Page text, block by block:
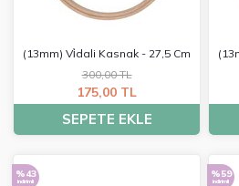
(13mm) Vi̇dali Kasnak - 27,5 Cm
300,00 TL
175,00 TL
SEPETE EKLE
%43
indirimli
%59
indirimli